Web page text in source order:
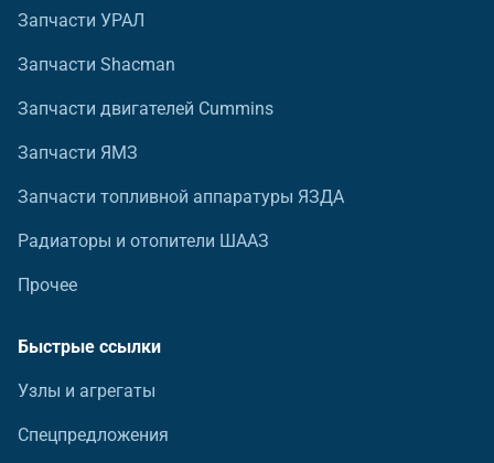
Запчасти УРАЛ
Запчасти Shacman
Запчасти двигателей Cummins
Запчасти ЯМЗ
Запчасти топливной аппаратуры ЯЗДА
Радиаторы и отопители ШААЗ
Прочее
Быстрые ссылки
Узлы и агрегаты
Спецпредложения